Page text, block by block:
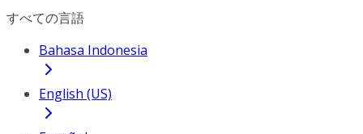
すべての言語
Bahasa Indonesia
English (US)